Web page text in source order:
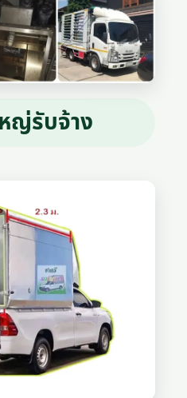
ญ่รับจ้าง